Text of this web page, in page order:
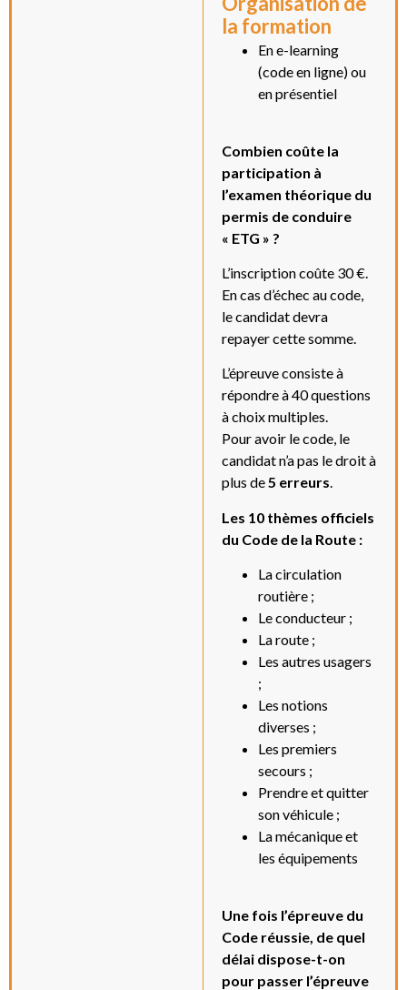
la formation
En e-learning
(code en ligne) ou
en présentiel
Combien coûte la
participation à
l’examen théorique du
permis de conduire
« ETG » ?
L’inscription coûte 30 €.
En cas d’échec au code,
le candidat devra
repayer cette somme.
L’épreuve consiste à
répondre à 40 questions
à choix multiples.
Pour avoir le code, le
candidat n’a pas le droit à
plus de5 erreurs.
Les 10 thèmes officiels
du Code de la Route :
La circulation
routière ;
Le conducteur ;
La route ;
Les autres usagers
;
Les notions
diverses ;
Les premiers
secours ;
Prendre et quitter
son véhicule ;
La mécanique et
les équipements
Une fois l’épreuve du
Code réussie, de quel
délai dispose-t-on
pour passer l’épreuve